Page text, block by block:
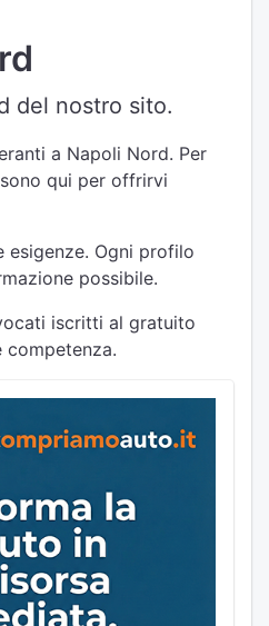
del nostro sito.
a Napoli Nord. Per
qui per offrirvi
Ogni profilo
possibile.
iscritti al gratuito